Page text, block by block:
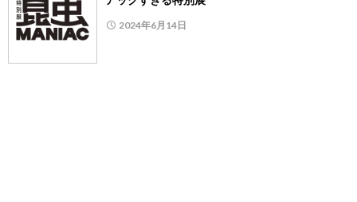
2024年6月14日